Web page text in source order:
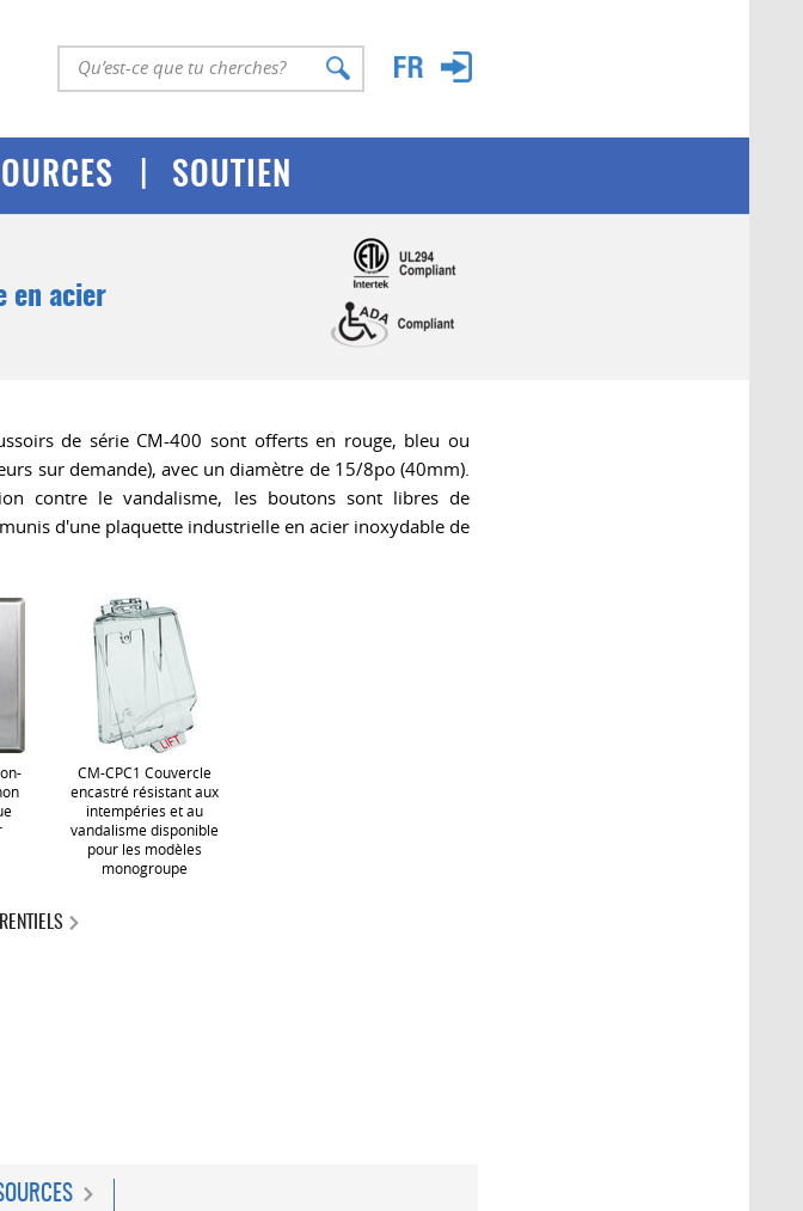
SOUTIEN
en acier
de série CM-400 sont offerts en rouge, bleu ou
sur demande), avec un diamètre de 15/8po (40mm).
contre le vandalisme, les boutons sont libres de
d'une plaquette industrielle en acier inoxydable de
CM-CPC1 Couvercle
encastré résistant aux
intempéries et au
vandalisme disponible
pour les modèles
monogroupe